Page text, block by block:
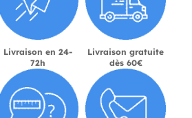
Livraison en 24-
72h
Livraison gratuite
dès 60€